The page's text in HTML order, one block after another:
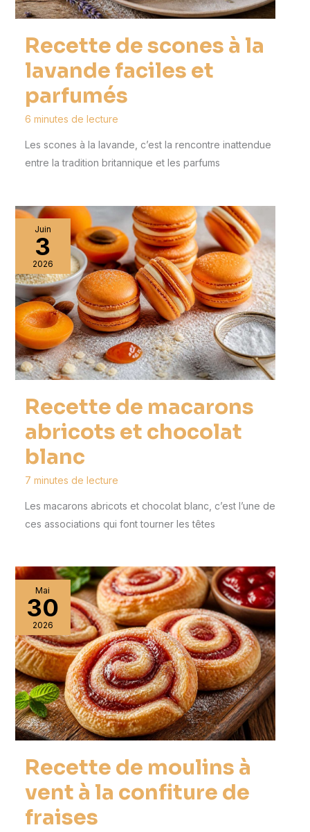
Recette de scones à la
lavande faciles et
parfumés
6 minutes de lecture
Les scones à la lavande, c’est la rencontre inattendue
entre la tradition britannique et les parfums
Juin
3
2026
Recette de macarons
abricots et chocolat
blanc
7 minutes de lecture
Les macarons abricots et chocolat blanc, c’est l’une de
ces associations qui font tourner les têtes
Mai
30
2026
Recette de moulins à
vent à la confiture de
fraises